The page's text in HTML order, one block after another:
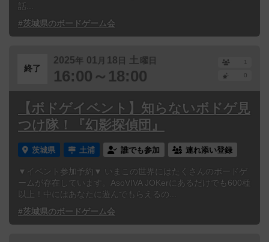
話...
#茨城県のボードゲーム会
終了
2025年 01 月 18 日 土 曜日
16:00～18:00
1
0
【ボドゲイベント】知らないボドゲ見
つけ隊！『幻影探偵団』
茨城県 土浦 誰でも参加 連れ添い登録
▼イベント参加予約▼ いまこの世界にはたくさんのボードゲ
ームが存在しています。AsoVIVA JOKerにあるだけでも600種
以上！中にはあなたに遊んでもらえるの...
#茨城県のボードゲーム会